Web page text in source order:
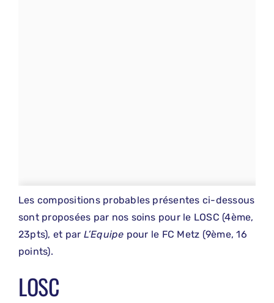
Les compositions probables présentes ci-dessous
sont proposées par nos soins pour le LOSC (4ème,
23pts), et par L’Equipe pour le FC Metz (9ème, 16
points).
LOSC